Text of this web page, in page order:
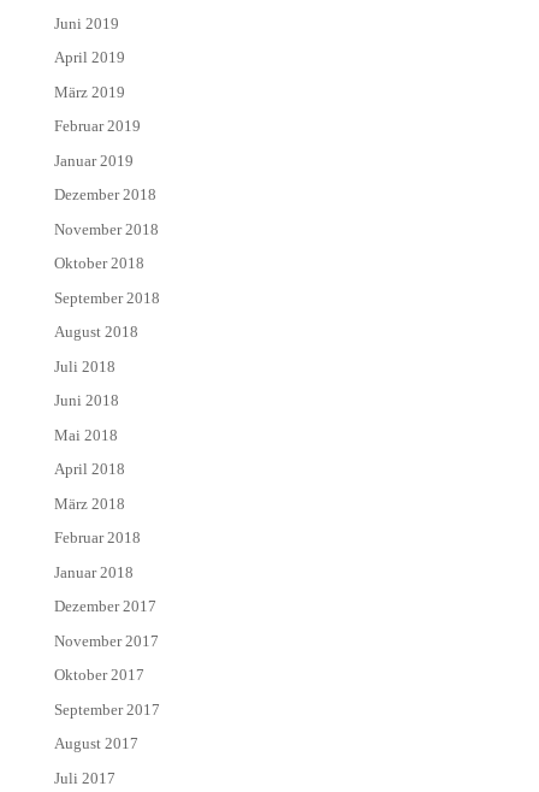
Juni 2019
April 2019
März 2019
Februar 2019
Januar 2019
Dezember 2018
November 2018
Oktober 2018
September 2018
August 2018
Juli 2018
Juni 2018
Mai 2018
April 2018
März 2018
Februar 2018
Januar 2018
Dezember 2017
November 2017
Oktober 2017
September 2017
August 2017
Juli 2017